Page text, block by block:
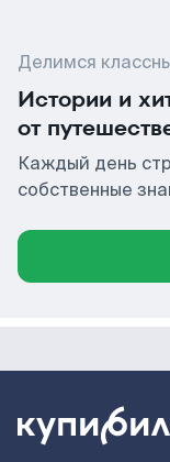
Делимся
Истории и
от
Каждый день
собственные